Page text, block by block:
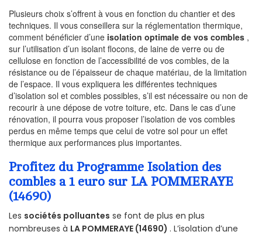
Plusieurs choix s’offrent à vous en fonction du chantier et des
techniques. Il vous conseillera sur la réglementation thermique,
comment bénéficier d’une isolation optimale de vos combles ,
sur l’utilisation d’un isolant flocons, de laine de verre ou de
cellulose en fonction de l’accessibilité de vos combles, de la
résistance ou de l’épaisseur de chaque matériau, de la limitation
de l’espace. Il vous expliquera les différentes techniques
d’isolation sol et combles possibles, s’il est nécessaire ou non de
recourir à une dépose de votre toiture, etc. Dans le cas d’une
rénovation, il pourra vous proposer l’isolation de vos combles
perdus en même temps que celui de votre sol pour un effet
thermique aux performances plus importantes.
Profitez du Programme Isolation des
combles a 1 euro sur LA POMMERAYE
(14690)
Les sociétés polluantes se font de plus en plus
nombreuses à LA POMMERAYE (14690) . L’isolation d’une